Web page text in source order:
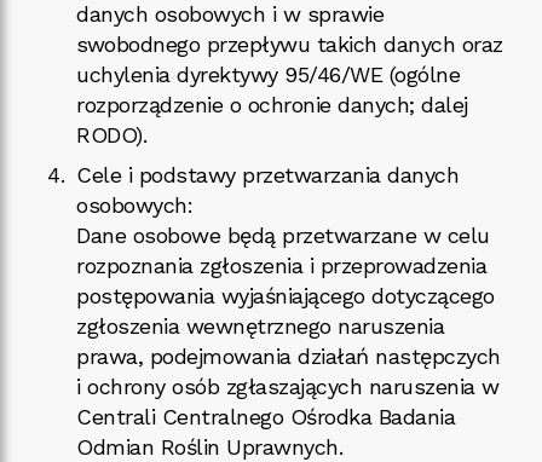
danych osobowych i w sprawie
swobodnego przepływu takich danych oraz
uchylenia dyrektywy 95/46/WE (ogólne
rozporządzenie o ochronie danych; dalej
RODO).
Cele i podstawy przetwarzania danych
osobowych:
Dane osobowe będą przetwarzane w celu
rozpoznania zgłoszenia i przeprowadzenia
postępowania wyjaśniającego dotyczącego
zgłoszenia wewnętrznego naruszenia
prawa, podejmowania działań następczych
i ochrony osób zgłaszających naruszenia w
Centrali Centralnego Ośrodka Badania
Odmian Roślin Uprawnych.